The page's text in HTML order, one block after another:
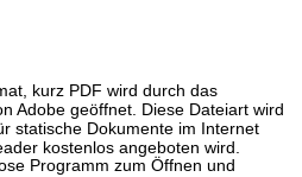
kurz PDF wird durch das
Adobe geöffnet. Diese Dateiart wird
statische Dokumente im Internet
kostenlos angeboten wird.
Programm zum Öffnen und